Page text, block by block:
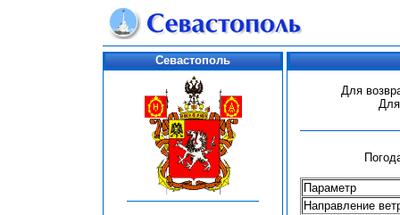
Севастополь
Для
Параметр
Направление